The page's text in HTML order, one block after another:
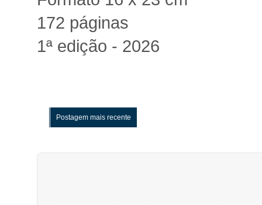
172 páginas
1ª edição - 2026
Postagem mais recente